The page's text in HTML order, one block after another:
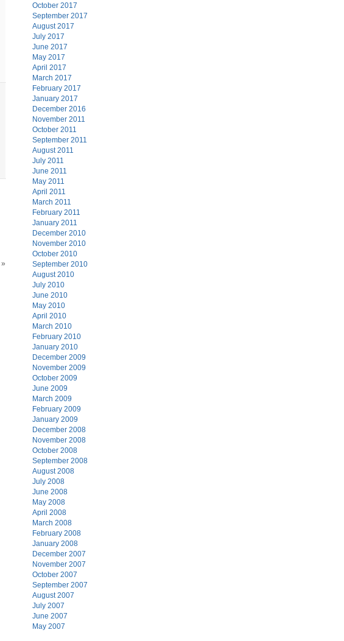
»
October 2017
September 2017
August 2017
July 2017
June 2017
May 2017
April 2017
March 2017
February 2017
January 2017
December 2016
November 2011
October 2011
September 2011
August 2011
July 2011
June 2011
May 2011
April 2011
March 2011
February 2011
January 2011
December 2010
November 2010
October 2010
September 2010
August 2010
July 2010
June 2010
May 2010
April 2010
March 2010
February 2010
January 2010
December 2009
November 2009
October 2009
June 2009
March 2009
February 2009
January 2009
December 2008
November 2008
October 2008
September 2008
August 2008
July 2008
June 2008
May 2008
April 2008
March 2008
February 2008
January 2008
December 2007
November 2007
October 2007
September 2007
August 2007
July 2007
June 2007
May 2007